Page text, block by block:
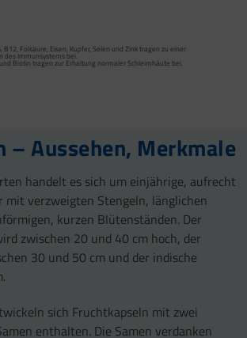
B12, Folsäure, Eisen, Kupfer, Selen und Zink tragen zu einer
Immunsystems bei.
Biotin tragen zur Erhaltung normaler Schleimhäute bei.
Vitamine B2, B3, Biotin und Zink tragen zur Erhaltung
von Makronährstoffen bei.
tragen zur Erhaltung normaler Schleimhäute (einschließlich
bei.
tragen zur normalen Funktion des Immunsystems bei.
– Aussehen, Merkmale
handelt es sich um einjährige, aufrecht
mit verzweigten Stengeln, länglichen
kurzen Blütenständen. Der
zwischen 20 und 40 cm hoch, der
30 und 50 cm und der indische
sich Fruchtkapseln mit zwei
enthalten. Die Samen verdanken